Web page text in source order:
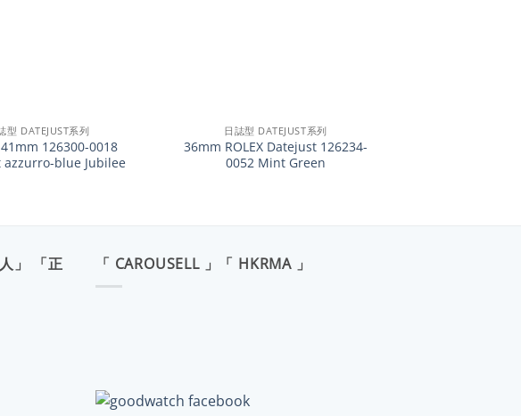
型 DATEJUST系列
41mm 126300-0018
azzurro-blue Jubilee
日誌型 DATEJUST系列
36mm ROLEX Datejust 126234-
0052 Mint Green
」 「正
「 CAROUSELL 」「 HKRMA 」